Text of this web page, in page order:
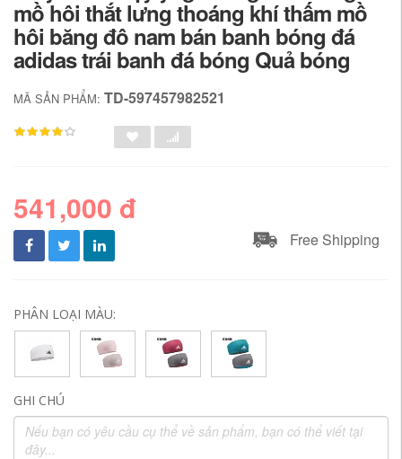
mồ hôi thắt lưng thoáng khí thấm mồ
hôi băng đô nam bán banh bóng đá
adidas trái banh đá bóng Quả bóng
MÃ SẢN PHẨM: TD-597457982521
541,000 đ
Free Shipping
PHÂN LOẠI MÀU:
GHI CHÚ